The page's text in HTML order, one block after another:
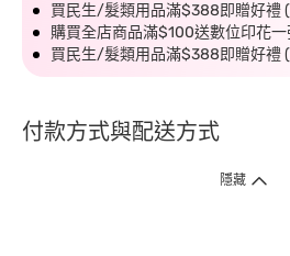
買民生/髮類用品滿$388即贈好禮
購買全店商品滿$100送數位印花一
買民生/髮類用品滿$388即贈好禮
付款方式與配送方式
隱藏